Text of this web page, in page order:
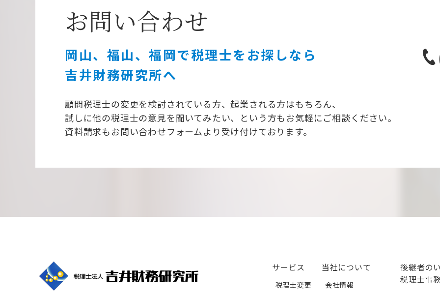
お問い合わせ
岡山、福山、福岡で税理士をお探しなら
吉井財務研究所へ
顧問税理士の変更を検討されている方、起業される方はもちろん、
試しに他の税理士の意見を聞いてみたい、という方もお気軽にご相談ください。
資料請求もお問い合わせフォームより受け付けております。
サービス
税理士変更
当社について
会社情報
後継者の
税理士事